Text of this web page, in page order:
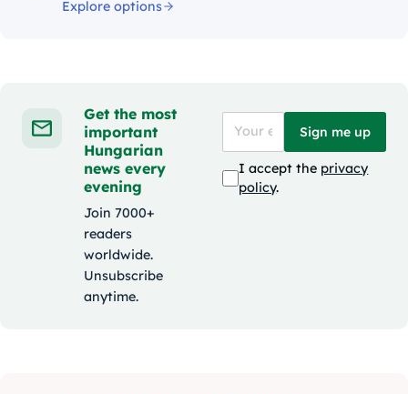
Explore options
Get the most
important
Hungarian
news every
evening
Join 7000+
readers
worldwide.
Unsubscribe
anytime.
Sign me up
I accept the privacy
policy.